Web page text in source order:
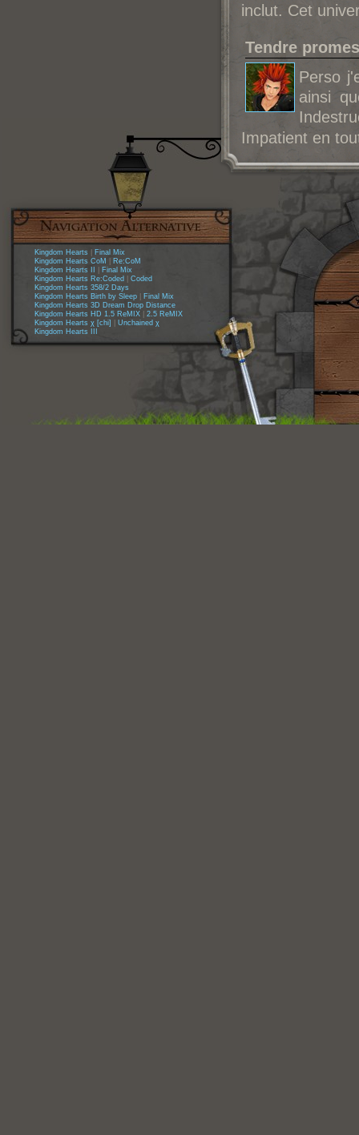
inclut. Cet
Tendre
Perso
ainsi
Impatient en
Kingdom Hearts
Final Mix
Kingdom Hearts CoM
Re:CoM
Kingdom Hearts II
Final Mix
Kingdom Hearts Re:Coded
Coded
Kingdom Hearts 358/2 Days
Kingdom Hearts Birth by Sleep
Final Mix
Kingdom Hearts 3D Dream Drop Distance
Kingdom Hearts HD 1.5 ReMIX
2.5 ReMIX
Kingdom Hearts χ [chi]
Unchained χ
Kingdom Hearts III